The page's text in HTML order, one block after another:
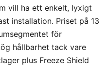
vill ha ett enkelt, lyxigt
installation. Priset på 13
för
hållbarhet tack vare
plus Freeze Shield